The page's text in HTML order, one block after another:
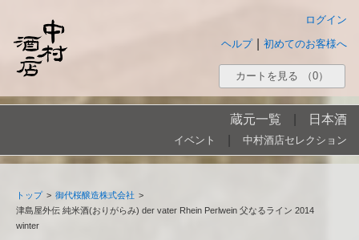
ログイン
初めてのお客様へ
ヘルプ
カートを見る （0）
蔵元一覧 日本酒
イベント 中村酒店セレクション
トップ > 御代桜醸造株式会社 >
津島屋外伝 純米酒(おりがらみ) der vater Rhein Perlwein 父なるライン 2014
winter